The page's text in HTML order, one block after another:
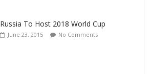
Russia To Host 2018 World Cup
June 23, 2015 No Comments